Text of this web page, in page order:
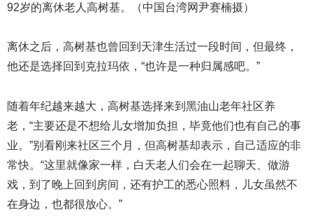
92岁的离休老人高树基。（中国台湾网尹赛楠摄）
离休之后，高树基也曾回到天津生活过一段时间，但最终，
他还是选择回到克拉玛依，“也许是一种归属感吧。”
随着年纪越来越大，高树基选择来到黑油山老年社区养
老，“主要还是不想给儿女增加负担，毕竟他们也有自己的事
业。”别看刚来社区三个月，但高树基却表示，自己适应的非
常快。“这里就像家一样，白天老人们会在一起聊天、做游
戏，到了晚上回到房间，还有护工的悉心照料，儿女虽然不
在身边，也都很放心。”